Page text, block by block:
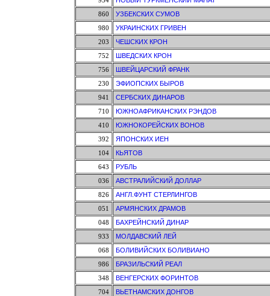
860
УЗБЕКСКИХ СУМОВ
980
УКРАИНСКИХ ГРИВЕН
203
ЧЕШСКИХ КРОН
752
ШВЕДСКИХ КРОН
756
ШВЕЙЦАРСКИЙ ФРАНК
230
ЭФИОПСКИХ БЫРОВ
941
СЕРБСКИХ ДИНАРОВ
710
ЮЖНОАФРИКАНСКИХ РЭНДОВ
410
ЮЖНОКОРЕЙСКИХ ВОНОВ
392
ЯПОНСКИХ ИЕН
104
КЬЯТОВ
643
РУБЛЬ
036
АВСТРАЛИЙСКИЙ ДОЛЛАР
826
АНГЛ.ФУНТ СТЕРЛИНГОВ
051
АРМЯНСКИХ ДРАМОВ
048
БАХРЕЙНСКИЙ ДИНАР
933
МОЛДАВСКИЙ ЛЕЙ
068
БОЛИВИЙСКИХ БОЛИВИАНО
986
БРАЗИЛЬСКИЙ РЕАЛ
348
ВЕНГЕРСКИХ ФОРИНТОВ
704
ВЬЕТНАМСКИХ ДОНГОВ